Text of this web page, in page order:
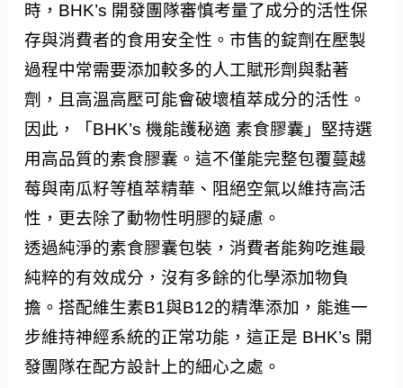
時，BHK’s 開發團隊審慎考量了成分的活性保
存與消費者的食用安全性。市售的錠劑在壓製
過程中常需要添加較多的人工賦形劑與黏著
劑，且高溫高壓可能會破壞植萃成分的活性。
因此，「BHK’s 機能護秘適 素食膠囊」堅持選
用高品質的素食膠囊。這不僅能完整包覆蔓越
莓與南瓜籽等植萃精華、阻絕空氣以維持高活
性，更去除了動物性明膠的疑慮。
透過純淨的素食膠囊包裝，消費者能夠吃進最
純粹的有效成分，沒有多餘的化學添加物負
擔。搭配維生素B1與B12的精準添加，能進一
步維持神經系統的正常功能，這正是 BHK’s 開
發團隊在配方設計上的細心之處。